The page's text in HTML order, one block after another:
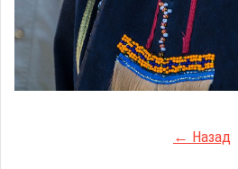
← Назад